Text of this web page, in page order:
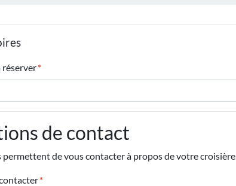
réserver*
de contact
de vous contacter à propos de votre croisière.
*